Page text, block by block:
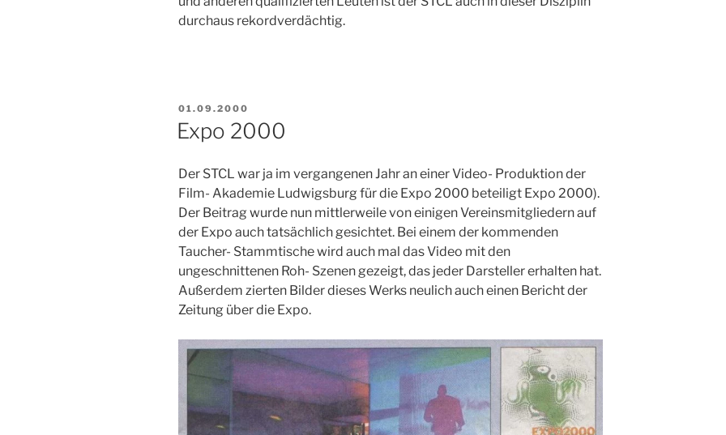
durchaus rekordverdächtig.
VERÖFFENTLICHT
AM
01.09.2000
Expo 2000
Der STCL war ja im vergangenen Jahr an einer Video- Produktion der
Film- Akademie Ludwigsburg für die Expo 2000 beteiligt Expo 2000).
Der Beitrag wurde nun mittlerweile von einigen Vereinsmitgliedern auf
der Expo auch tatsächlich gesichtet. Bei einem der kommenden
Taucher- Stammtische wird auch mal das Video mit den
ungeschnittenen Roh- Szenen gezeigt, das jeder Darsteller erhalten hat.
Außerdem zierten Bilder dieses Werks neulich auch einen Bericht der
Zeitung über die Expo.